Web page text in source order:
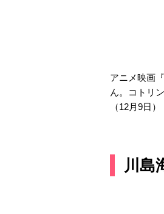
アニメ映画
ん。コトリ
（12月9日）
川島